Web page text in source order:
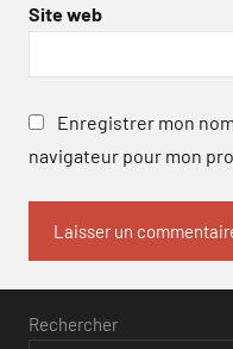
Site web
Enregistrer mon
navigateur pour mon
Rechercher